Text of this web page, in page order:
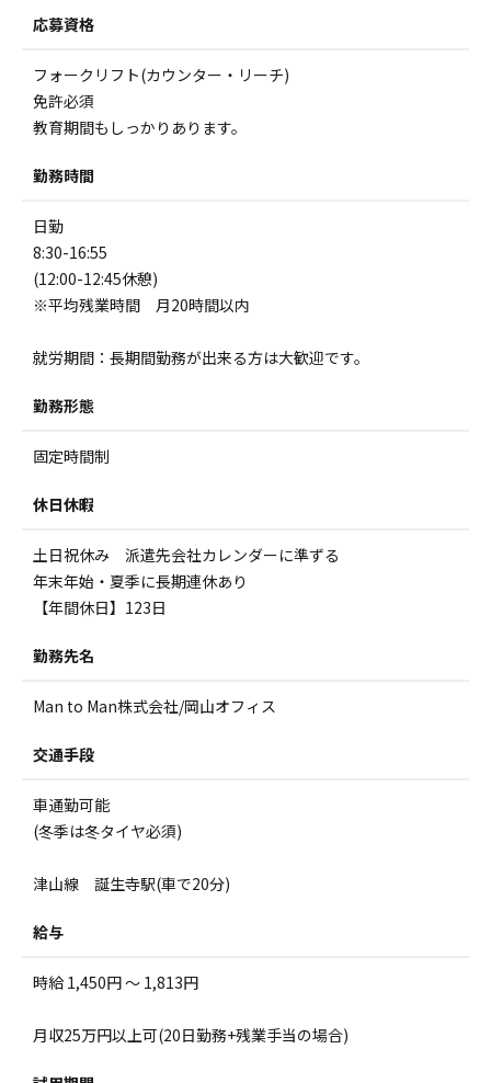
応募資格
フォークリフト(カウンター・リーチ)
免許必須
教育期間もしっかりあります。
勤務時間
日勤
8:30-16:55
(12:00-12:45休憩)
※平均残業時間 月20時間以内
就労期間：長期間勤務が出来る方は大歓迎です。
勤務形態
固定時間制
休日休暇
土日祝休み 派遣先会社カレンダーに準ずる
年末年始・夏季に長期連休あり
【年間休日】123日
勤務先名
Man to Man株式会社/岡山オフィス
交通手段
車通勤可能
(冬季は冬タイヤ必須)
津山線 誕生寺駅(車で20分)
給与
時給 1,450円 ～ 1,813円
月収25万円以上可(20日勤務+残業手当の場合)